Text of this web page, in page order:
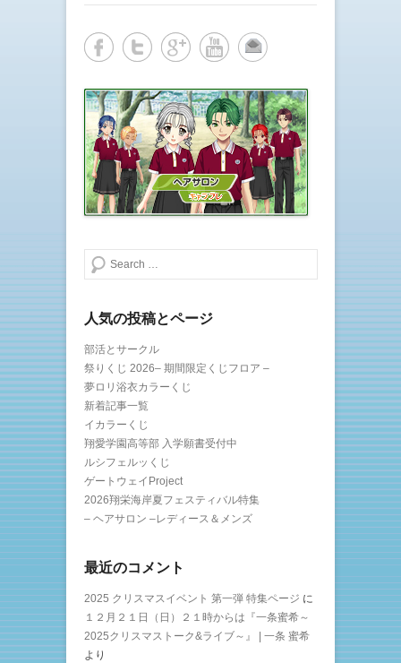
検索する
人気の投稿とページ
部活とサークル
祭りくじ 2026– 期間限定くじフロア –
夢ロリ浴衣カラーくじ
新着記事一覧
イカラーくじ
翔愛学園高等部 入学願書受付中
ルシフェルッくじ
ゲートウェイProject
2026翔栄海岸夏フェスティバル特集
– ヘアサロン –レディース＆メンズ
最近のコメント
2025 クリスマスイベント 第一弾 特集ページ に
１２月２１日（日）２１時からは『一条蜜希～
2025クリスマストーク&ライブ～』 | 一条 蜜希
より